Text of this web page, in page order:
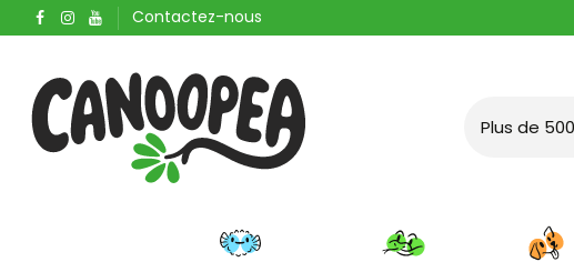
Contactez-nous